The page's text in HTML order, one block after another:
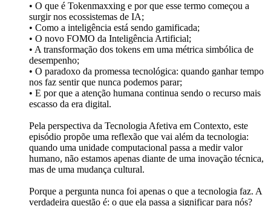
• O que é Tokenmaxxing e por que esse termo começou a
surgir nos ecossistemas de IA;
• Como a inteligência está sendo gamificada;
• O novo FOMO da Inteligência Artificial;
• A transformação dos tokens em uma métrica simbólica de
desempenho;
• O paradoxo da promessa tecnológica: quando ganhar tempo
nos faz sentir que nunca podemos parar;
• E por que a atenção humana continua sendo o recurso mais
escasso da era digital.
Pela perspectiva da Tecnologia Afetiva em Contexto, este
episódio propõe uma reflexão que vai além da tecnologia:
quando uma unidade computacional passa a medir valor
humano, não estamos apenas diante de uma inovação técnica,
mas de uma mudança cultural.
Porque a pergunta nunca foi apenas o que a tecnologia faz. A
verdadeira questão é: o que ela passa a significar para nós?